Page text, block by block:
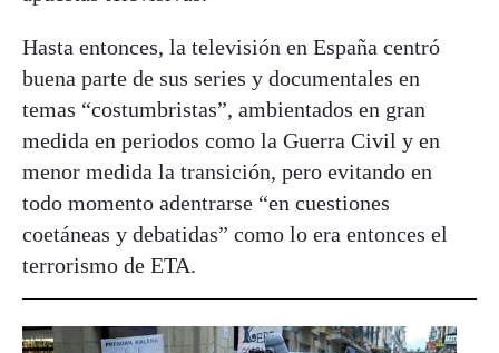
Hasta entonces, la televisión en España centró
buena parte de sus series y documentales en
temas “costumbristas”, ambientados en gran
medida en periodos como la Guerra Civil y en
menor medida la transición, pero evitando en
todo momento adentrarse “en cuestiones
coetáneas y debatidas” como lo era entonces el
terrorismo de ETA.